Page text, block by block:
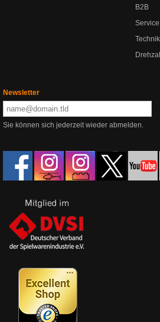
B2B
Newsletter
Sie können sich jederzeit wieder abmelden.